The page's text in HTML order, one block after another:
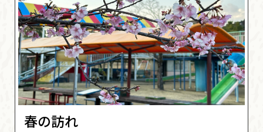
春の訪れ